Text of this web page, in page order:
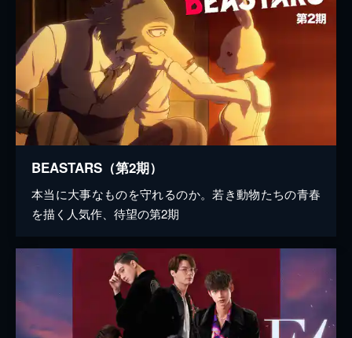
BEASTARS（第2期）
本当に大事なものを守れるのか。若き動物たちの青春
を描く人気作、待望の第2期